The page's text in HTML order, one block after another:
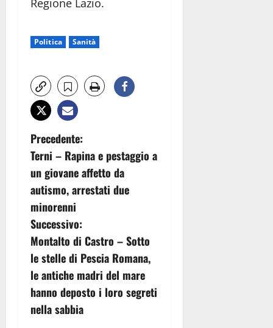
Regione Lazio.
Politica Sanità
N
a
v
i
g
a
z
i
Precedente:
Terni – Rapina e pestaggio a
un giovane affetto da
autismo, arrestati due
minorenni
Successivo:
Montalto di Castro – Sotto
le stelle di Pescia Romana,
le antiche madri del mare
hanno deposto i loro segreti
nella sabbia